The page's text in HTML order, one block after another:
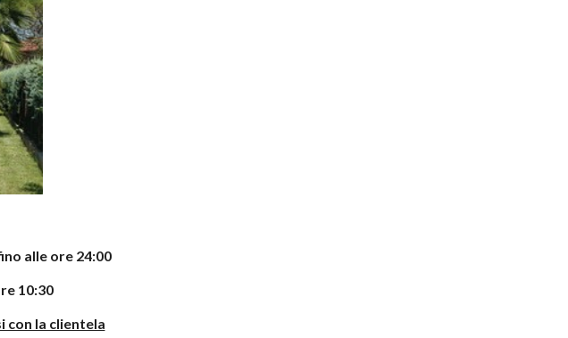
alle ore 24:00
10:30
con la clientela